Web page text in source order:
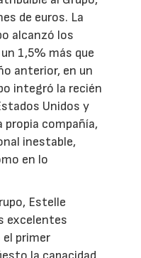
de euros. La
alcanzó los
1,5% más que
anterior, en un
integró la recién
Unidos y
propia compañía,
inestable,
en lo
Estelle
excelentes
primer